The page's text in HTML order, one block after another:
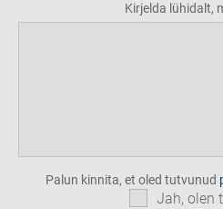
Kirjelda lühidalt,
Palun kinnita, et oled tutvunud
Jah, olen